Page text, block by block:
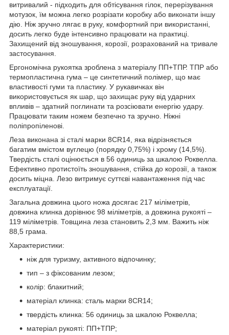
витривалий - підходить для обтісування гілок, перерізування
мотузок, їм можна легко розрізати коробку або виконати іншу
дію. Ніж зручно лягає в руку, комфортний при використанні,
досить легко буде інтенсивно працювати на практиці.
Захищений від зношування, корозії, розрахований на тривале
застосування.
Ергономічна рукоятка зроблена з матеріалу ПП+ТПР. ТПР або
термопластична гума – це синтетичний полімер, що має
властивості гуми та пластику. У рукавичках він
використовується як шар, що захищає руку від ударних
впливів – здатний поглинати та розсіювати енергію удару.
Працювати таким ножем безпечно та зручно. Ніжні
поліпропіленові.
Леза виконана зі сталі марки 8CR14, яка відрізняється
багатим вмістом вуглецю (порядку 0,75%) і хрому (14,5%).
Твердість сталі оцінюється в 56 одиниць за шкалою Роквелла.
Ефективно протистоїть зношування, стійка до корозії, а також
досить міцна. Лезо витримує суттєві навантаження під час
експлуатації.
Загальна довжина цього ножа досягає 217 міліметрів,
довжина клинка дорівнює 98 міліметрів, а довжина рукояті –
119 міліметрів. Товщина леза становить 2,3 мм. Важить ніж
88,5 грама.
Характеристики:
ніж для туризму, активного відпочинку;
тип – з фіксованим лезом;
колір: блакитний;
матеріал клинка: сталь марки 8CR14;
твердість клинка: 56 одиниць за шкалою Роквелла;
матеріал рукояті: ПП+ТПР;